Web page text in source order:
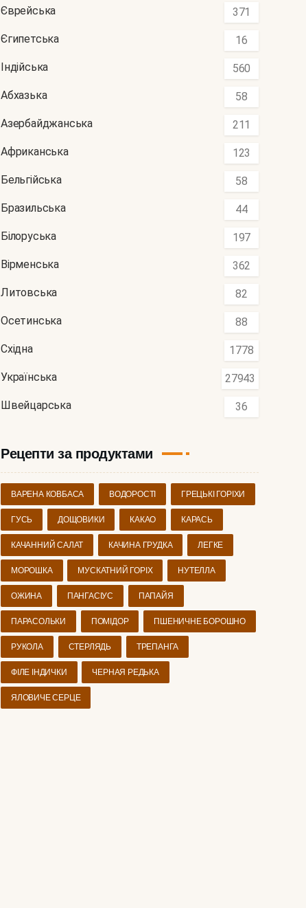
Єврейська 371
Єгипетська 16
Індійська 560
Абхазька 58
Азербайджанська 211
Африканська 123
Бельгійська 58
Бразильська 44
Білоруська 197
Вірменська 362
Литовська 82
Осетинська 88
Східна 1778
Українська 27943
Швейцарська 36
Рецепти за продуктами
ВАРЕНА КОВБАСА ВОДОРОСТІ ГРЕЦЬКІ ГОРІХИ
ГУСЬ ДОЩОВИКИ КАКАО КАРАСЬ
КАЧАННИЙ САЛАТ КАЧИНА ГРУДКА ЛЕГКЕ
МОРОШКА МУСКАТНИЙ ГОРІХ НУТЕЛЛА
ОЖИНА ПАНГАСІУС ПАПАЙЯ
ПАРАСОЛЬКИ ПОМІДОР ПШЕНИЧНЕ БОРОШНО
РУКОЛА СТЕРЛЯДЬ ТРЕПАНГА
ФІЛЕ ІНДИЧКИ ЧЕРНАЯ РЕДЬКА
ЯЛОВИЧЕ СЕРЦЕ